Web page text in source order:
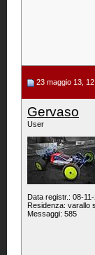
23 maggio 13,
Gervaso
User
Data registr.: 08-
Residenza: varallo
Messaggi: 585